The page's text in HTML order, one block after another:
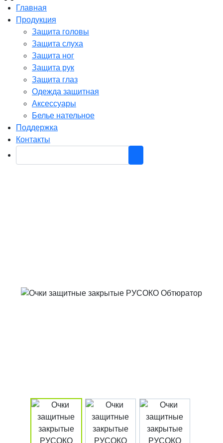
Главная
Продукция
Защита головы
Защита слуха
Защита ног
Защита рук
Защита глаз
Одежда защитная
Аксессуары
Белье нательное
Поддержка
Контакты